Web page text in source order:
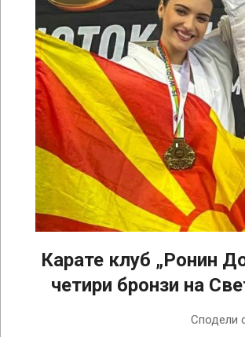
Карате клуб „Ронин
четири бронзи на
Сподели